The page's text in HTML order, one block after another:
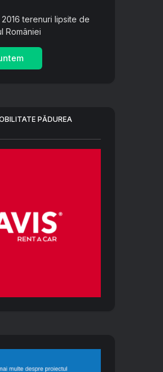
terenuri lipsite de
României
PĂDUREA